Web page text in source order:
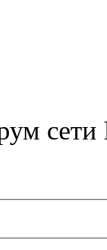
сети